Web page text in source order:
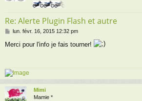
Re: Alerte Plugin Flash et autre
M
s
e
lun. févr. 16, 2015 12:32 pm
Merci pour l'info je fais tourner!
Mimi
Mamie *